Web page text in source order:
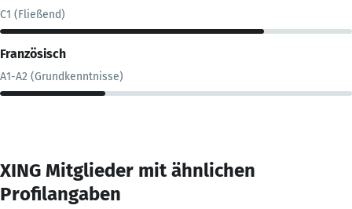
C1 (Fließend)
Französisch
A1-A2 (Grundkenntnisse)
XING Mitglieder mit ähnlichen
Profilangaben